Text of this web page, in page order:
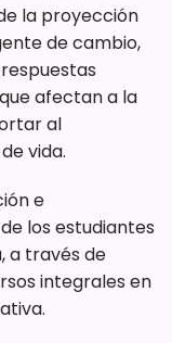
la proyección
de cambio,
afectan a la
al
vida.
e
los estudiantes
a través de
integrales en